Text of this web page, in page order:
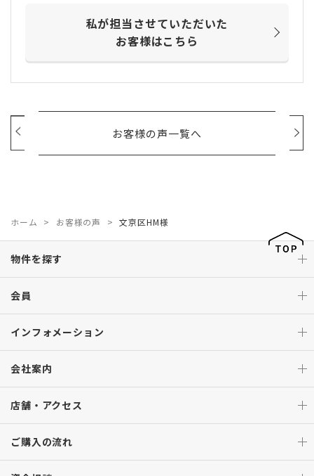
私が担当させていただいた
お客様はこちら
お客様の声一覧へ
ホーム お客様の声 文京区HM様
物件を探す
会員
インフォメーション
会社案内
店舗・アクセス
ご購入の流れ